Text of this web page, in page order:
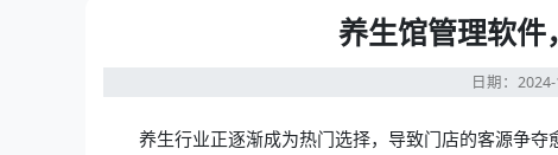
养生馆管理软件
日期：
养生行业正逐渐成为热门选择，导致门店的客源争